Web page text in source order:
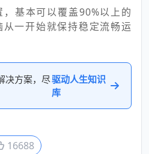
基本可以覆盖90%以上的
一开始就保持稳定流畅运
决方案，尽驱动人生知识
库
16688